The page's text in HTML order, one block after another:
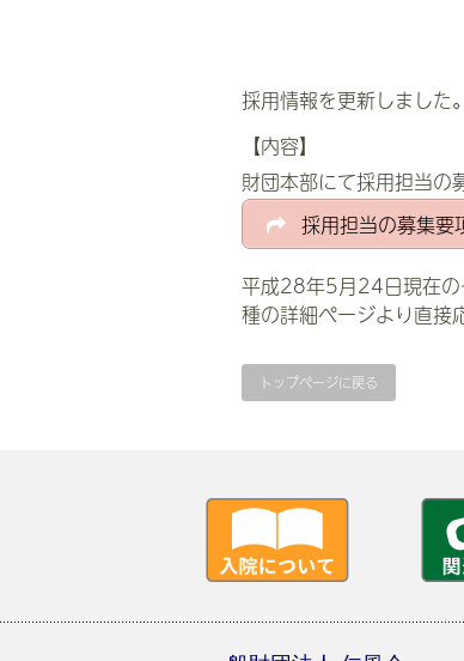
採用情報を更新しました。
【内容】
財団本部にて採用担当の
採用担当の募集要
平成28年5月24日現在の
種の詳細ページより直接
トップページに戻る